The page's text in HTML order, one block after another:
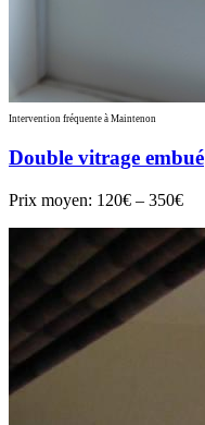
Intervention fréquente à Maintenon
Double vitrage embué
Prix moyen: 120€ – 350€